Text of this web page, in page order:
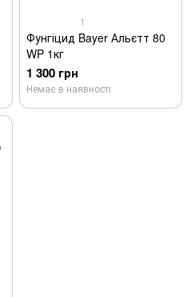
1
Фунгіцид Bayer Альєтт 80
WP 1кг
1 300 грн
Немає в наявності